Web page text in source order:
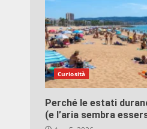
Curiosità
Perché le estati
(e l’aria sembra